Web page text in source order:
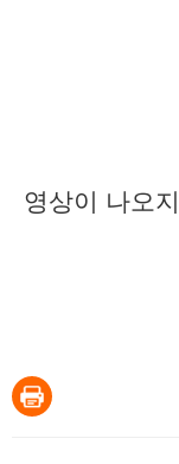
영상이 나오